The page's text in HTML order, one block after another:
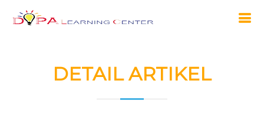
DETAIL ARTIKEL